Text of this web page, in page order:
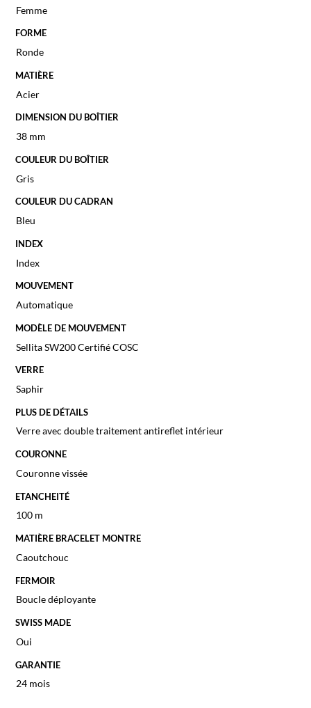
Femme
FORME
Ronde
MATIÈRE
Acier
DIMENSION DU BOÎTIER
38 mm
COULEUR DU BOÎTIER
Gris
COULEUR DU CADRAN
Bleu
INDEX
Index
MOUVEMENT
Automatique
MODÈLE DE MOUVEMENT
Sellita SW200 Certifié COSC
VERRE
Saphir
PLUS DE DÉTAILS
Verre avec double traitement antireflet intérieur
COURONNE
Couronne vissée
ETANCHEITÉ
100 m
MATIÈRE BRACELET MONTRE
Caoutchouc
FERMOIR
Boucle déployante
SWISS MADE
Oui
GARANTIE
24 mois